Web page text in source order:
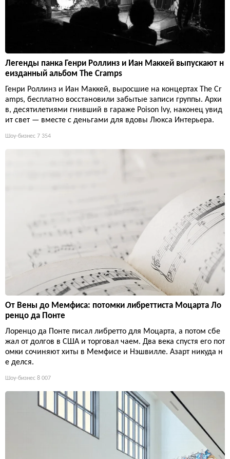
Легенды панка Генри Роллинз и Иан Маккей выпускают н
еизданный альбом The Cramps
Генри Роллинз и Иан Маккей, выросшие на концертах The Cr
amps, бесплатно восстановили забытые записи группы. Архи
в, десятилетиями гнивший в гараже Poison Ivy, наконец увид
ит свет — вместе с деньгами для вдовы Люкса Интерьера.
Шоу-бизнес 7 354
От Вены до Мемфиса: потомки либреттиста Моцарта Ло
ренцо да Понте
Лоренцо да Понте писал либретто для Моцарта, а потом сбе
жал от долгов в США и торговал чаем. Два века спустя его пот
омки сочиняют хиты в Мемфисе и Нэшвилле. Азарт никуда н
е делся.
Шоу-бизнес 8 007